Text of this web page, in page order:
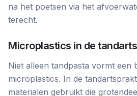
na het poetsen via het
terecht.
Microplastics in de
Niet alleen tandpasta vormt een
microplastics. In de
materialen gebruikt die